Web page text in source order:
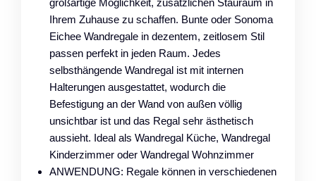
Ihrem Zuhause zu schaffen. Bunte oder Sonoma
Eichee Wandregale in dezentem, zeitlosem Stil
passen perfekt in jeden Raum. Jedes
selbsthängende Wandregal ist mit internen
Halterungen ausgestattet, wodurch die
Befestigung an der Wand von außen völlig
unsichtbar ist und das Regal sehr ästhetisch
aussieht. Ideal als Wandregal Küche, Wandregal
Kinderzimmer oder Wandregal Wohnzimmer
ANWENDUNG: Regale können in verschiedenen